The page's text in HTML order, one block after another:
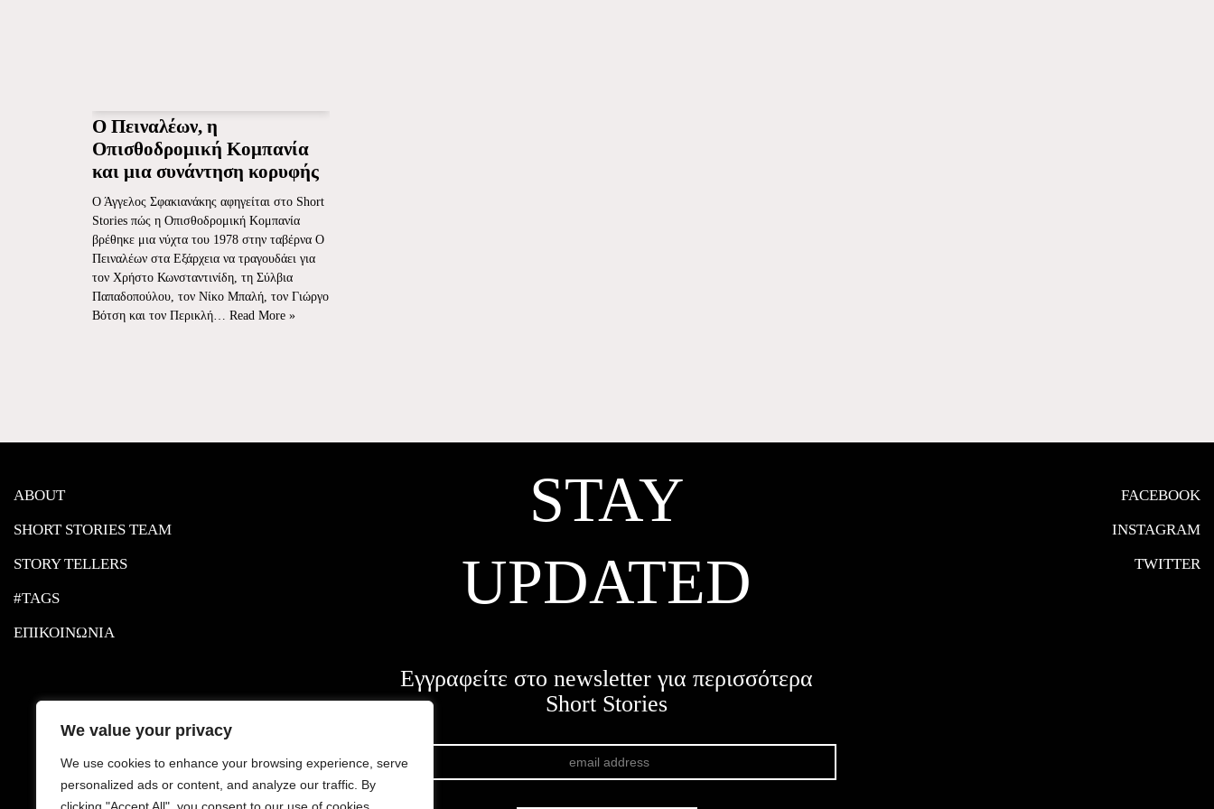
We value your privacy
We use cookies to enhance your browsing experience, serve
personalized ads or content, and analyze our traffic. By
Ο Πειναλέων, η
Οπισθοδρομική Κομπανία
και μια συνάντηση κορυφής
Ο Άγγελος Σφακιανάκης αφηγείται στο Short
Stories πώς η Οπισθοδρομική Κομπανία
βρέθηκε μια νύχτα του 1978 στην ταβέρνα Ο
Πειναλέων στα Εξάρχεια να τραγουδάει για
τον Χρήστο Κωνσταντινίδη, τη Σύλβια
Παπαδοπούλου, τον Νίκο Μπαλή, τον Γιώργο
Βότση και τον Περικλή… Read More »
ABOUT
SHORT STORIES TEAM
STORY TELLERS
#TAGS
ΕΠΙΚΟΙΝΩΝΙΑ
STAY
UPDATED
Εγγραφείτε στο newsletter για περισσότερα
Short Stories
FACEBOOK
INSTAGRAM
TWITTER